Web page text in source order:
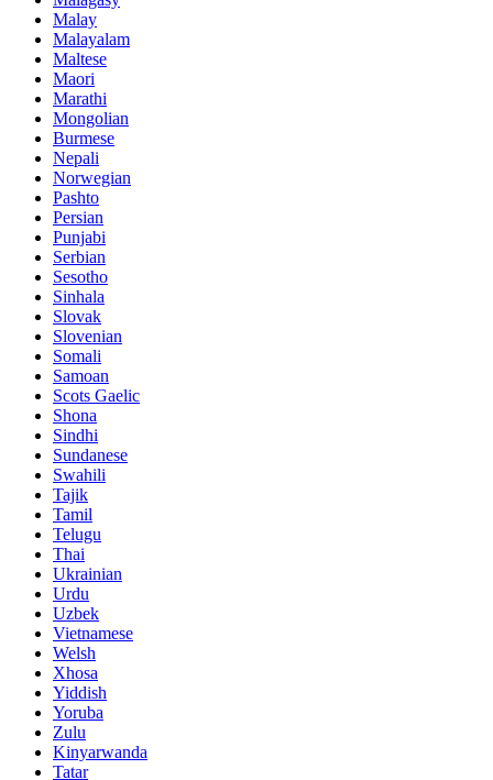
Malay
Malayalam
Maltese
Maori
Marathi
Mongolian
Burmese
Nepali
Norwegian
Pashto
Persian
Punjabi
Serbian
Sesotho
Sinhala
Slovak
Slovenian
Somali
Samoan
Scots Gaelic
Shona
Sindhi
Sundanese
Swahili
Tajik
Tamil
Telugu
Thai
Ukrainian
Urdu
Uzbek
Vietnamese
Welsh
Xhosa
Yiddish
Yoruba
Zulu
Kinyarwanda
Tatar